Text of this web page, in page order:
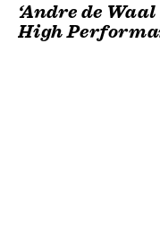
‘Andre de
High